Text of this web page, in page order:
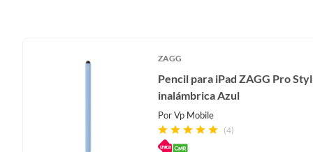
ZAGG
Pencil para iPad ZAGG Pro
inalámbrica Azul
PorVp Mobile
(4)